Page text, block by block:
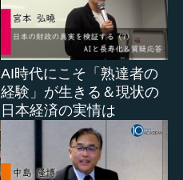
AI時代にこそ「熟達者の
経験」が生きる＆現状の
日本経済の実情は